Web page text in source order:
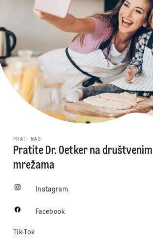
PRATI NAS
Pratite Dr. Oetker na društvenim
mrežama
Instagram
Facebook
Tik-Tok